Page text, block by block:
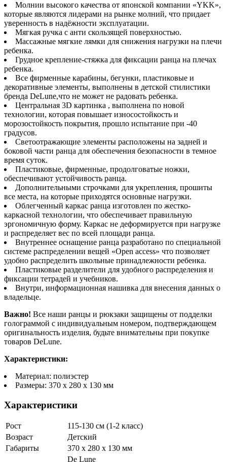
Молнии высокого качества от японской компании «YKK»,
которые являются лидерами на рынке молний, что придает
уверенность в надёжности эксплуатации.
Мягкая ручка с анти скользящей поверхностью.
Массажные мягкие лямки для снижения нагрузки на плечи
ребенка.
Грудное крепление-стяжка для фиксации ранца на плечах
ребенка.
Все фирменные карабины, бегунки, пластиковые и
декоративные элементы, выполнены в детской стилистики
бренда DeLune,что не может не радовать ребенка.
Центральная 3D картинка , выполнена по новой
технологии, которая повышает износостойкость и
морозостойкость покрытия, прошло испытание при -40
градусов.
Светоотражающие элементы расположены на задней и
боковой части ранца для обеспечения безопасности в темное
время суток.
Пластиковые, фирменные, продолговатые ножки,
обеспечивают устойчивость ранца.
Дополнительными строчками для укрепления, прошиты
все места, на которые приходятся основные нагрузки.
Облегченный каркас ранца изготовлен по жестко-
каркасной технологии, что обеспечивает правильную
эргономичную форму. Каркас не деформируется при нагрузке
и распределяет вес по всей площади ранца.
Внутреннее оснащение ранца разработано по специальной
системе распределении вещей «Open access» что позволяет
удобно распределить школьные принадлежности ребенка.
Пластиковые разделители для удобного распределения и
фиксации тетрадей и учебников.
Внутри, информационная нашивка для внесения данных о
владельце.
Важно! Все наши ранцы и рюкзаки защищены от подделки
голограммой с индивидуальным номером, подтверждающем
оригинальность изделия, будьте внимательны при покупке
товаров DeLune.
Характеристики:
Материал: полиэстер
Размеры: 370 х 280 х 130 мм
Характеристики
Рост
115-130 см (1-2 класс)
Возраст
Детский
Габариты
370 x 280 x 130 мм
De Lune